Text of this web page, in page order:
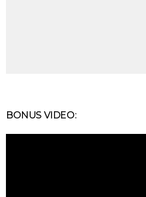
BONUS VIDEO: